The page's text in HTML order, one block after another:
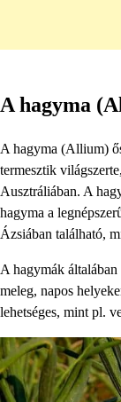
A hagyma
A hagyma (Allium)
termesztik
Ausztráliában. A
hagyma a
Ázsiában található,
A hagymák
meleg, napos
lehetséges, mint pl.